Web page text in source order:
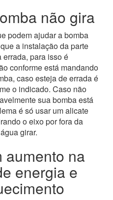
não gira
podem ajudar a bomba
a instalação da parte
para isso é
conforme está mandando
caso esteja de errada é
o indicado. Caso não
sua bomba está
é só usar um alicate
o eixo por fora da
girar.
aumento na
energia e